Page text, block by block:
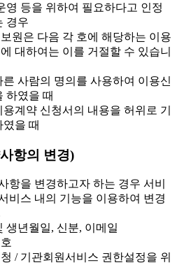
영 등을 위하여 필요하다고 인정
경우
원은 다음 각 호에 해당하는 이용
대하여는 이를 거절할 수 있습니
른 사람의 명의를 사용하여 이용신
하였을 때
용계약 신청서의 내용을 허위로 기
였을 때
항의 변경)
항을 변경하고자 하는 경우 서비
비스 내의 기능을 이용하여 변경
년월일, 신분, 이메일
/ 기관회원서비스 권한설정을 위